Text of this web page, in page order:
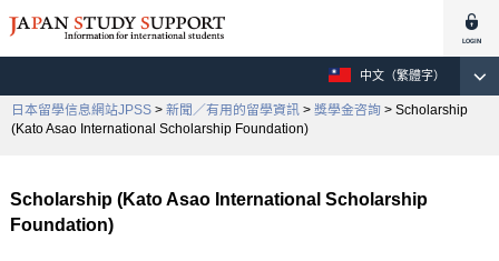
中文（繁體字）
日本留學信息網站JPSS > 新聞／有用的留學資訊 > 獎學金咨詢 > Scholarship
(Kato Asao International Scholarship Foundation)
Scholarship (Kato Asao International Scholarship
Foundation)